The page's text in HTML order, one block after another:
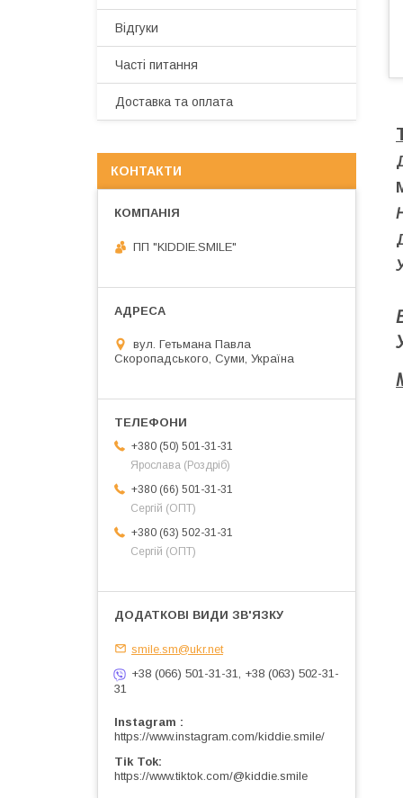
Відгуки
Часті питання
Доставка та оплата
КОНТАКТИ
ПП "KIDDIE.SMILE"
вул. Гетьмана Павла
Скоропадського, Суми, Україна
+380 (50) 501-31-31
Ярослава (Роздріб)
+380 (66) 501-31-31
Сергій (ОПТ)
+380 (63) 502-31-31
Сергій (ОПТ)
smile.sm@ukr.net
+38 (066) 501-31-31, +38 (063) 502-31-
31
Instagram
https://www.instagram.com/kiddie.smile/
Tik Tok
https://www.tiktok.com/@kiddie.smile